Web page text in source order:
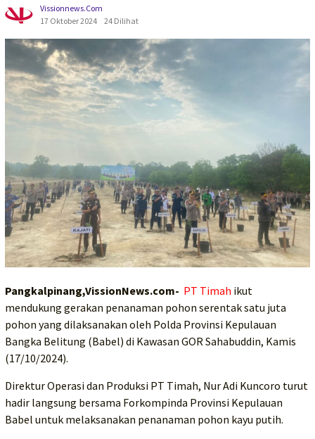
Vissionnews.com
17 Oktober 2024
24 Dilihat
Pangkalpinang,VissionNews.com- PT Timah ikut
mendukung gerakan penanaman pohon serentak satu juta
pohon yang dilaksanakan oleh Polda Provinsi Kepulauan
Bangka Belitung (Babel) di Kawasan GOR Sahabuddin, Kamis
(17/10/2024).
Direktur Operasi dan Produksi PT Timah, Nur Adi Kuncoro turut
hadir langsung bersama Forkompinda Provinsi Kepulauan
Babel untuk melaksanakan penanaman pohon kayu putih.